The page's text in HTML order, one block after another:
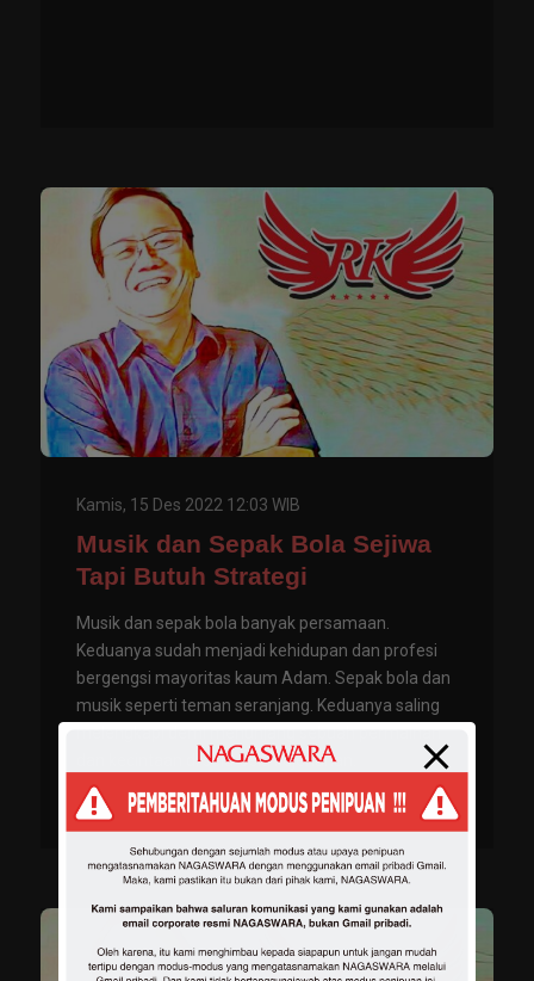
Kamis, 15 Des 2022 12:03 WIB
Musik dan Sepak Bola Sejiwa
Tapi Butuh Strategi
Musik dan sepak bola banyak persamaan.
Keduanya sudah menjadi kehidupan dan profesi
bergengsi mayoritas kaum Adam. Sepak bola dan
musik seperti teman seranjang. Keduanya saling
dan kecintaan di sela-sela kejenuhan.